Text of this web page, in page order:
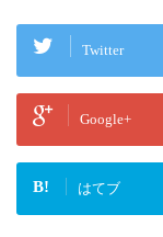
Twitter
Google+
B! はてブ